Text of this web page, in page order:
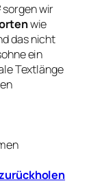
sorgen wir
wie
das nicht
ein
Textlänge